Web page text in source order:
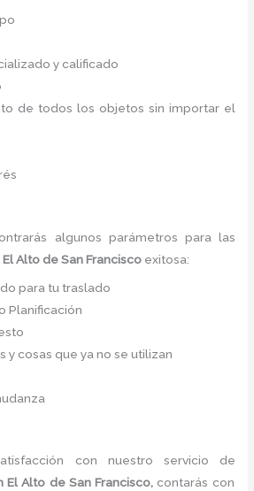
y calificado
de todos los objetos sin importar el
algunos parámetros para las
El Alto de San Francisco exitosa:
para tu traslado
Planificación
y cosas que ya no se utilizan
con nuestro servicio de
El Alto de San Francisco, contarás con